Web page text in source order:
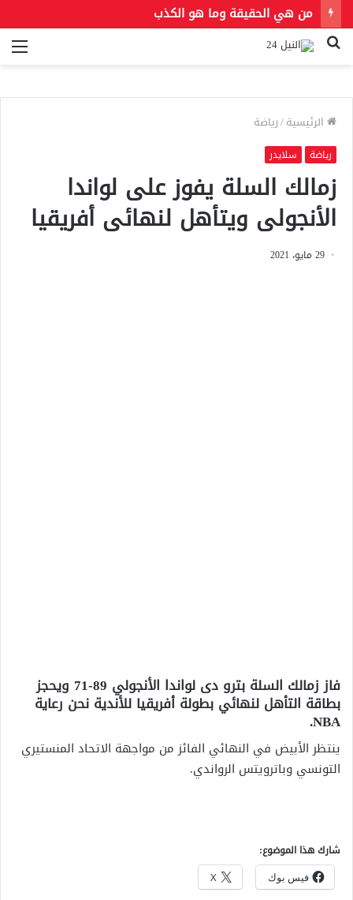
من هي الحقيقة وما هو الكذب
بحث
الرئيسية/رياضة
رياضة سلايدر
زمالك السلة يفوز على لواندا
الأنجولى ويتأهل لنهائى أفريقيا
29 مايو، 2021
فاز زمالك السلة بترو دى لواندا الأنجولي 89-71 ويحجز
بطاقة التأهل لنهائي بطولة أفريقيا للأندية نحن رعاية
NBA.
ينتظر الأبيض في النهائي الفائز من مواجهة الاتحاد المنستيري
التونسي وباترويتس الرواندي.
شارك هذا الموضوع:
فيس بوك X